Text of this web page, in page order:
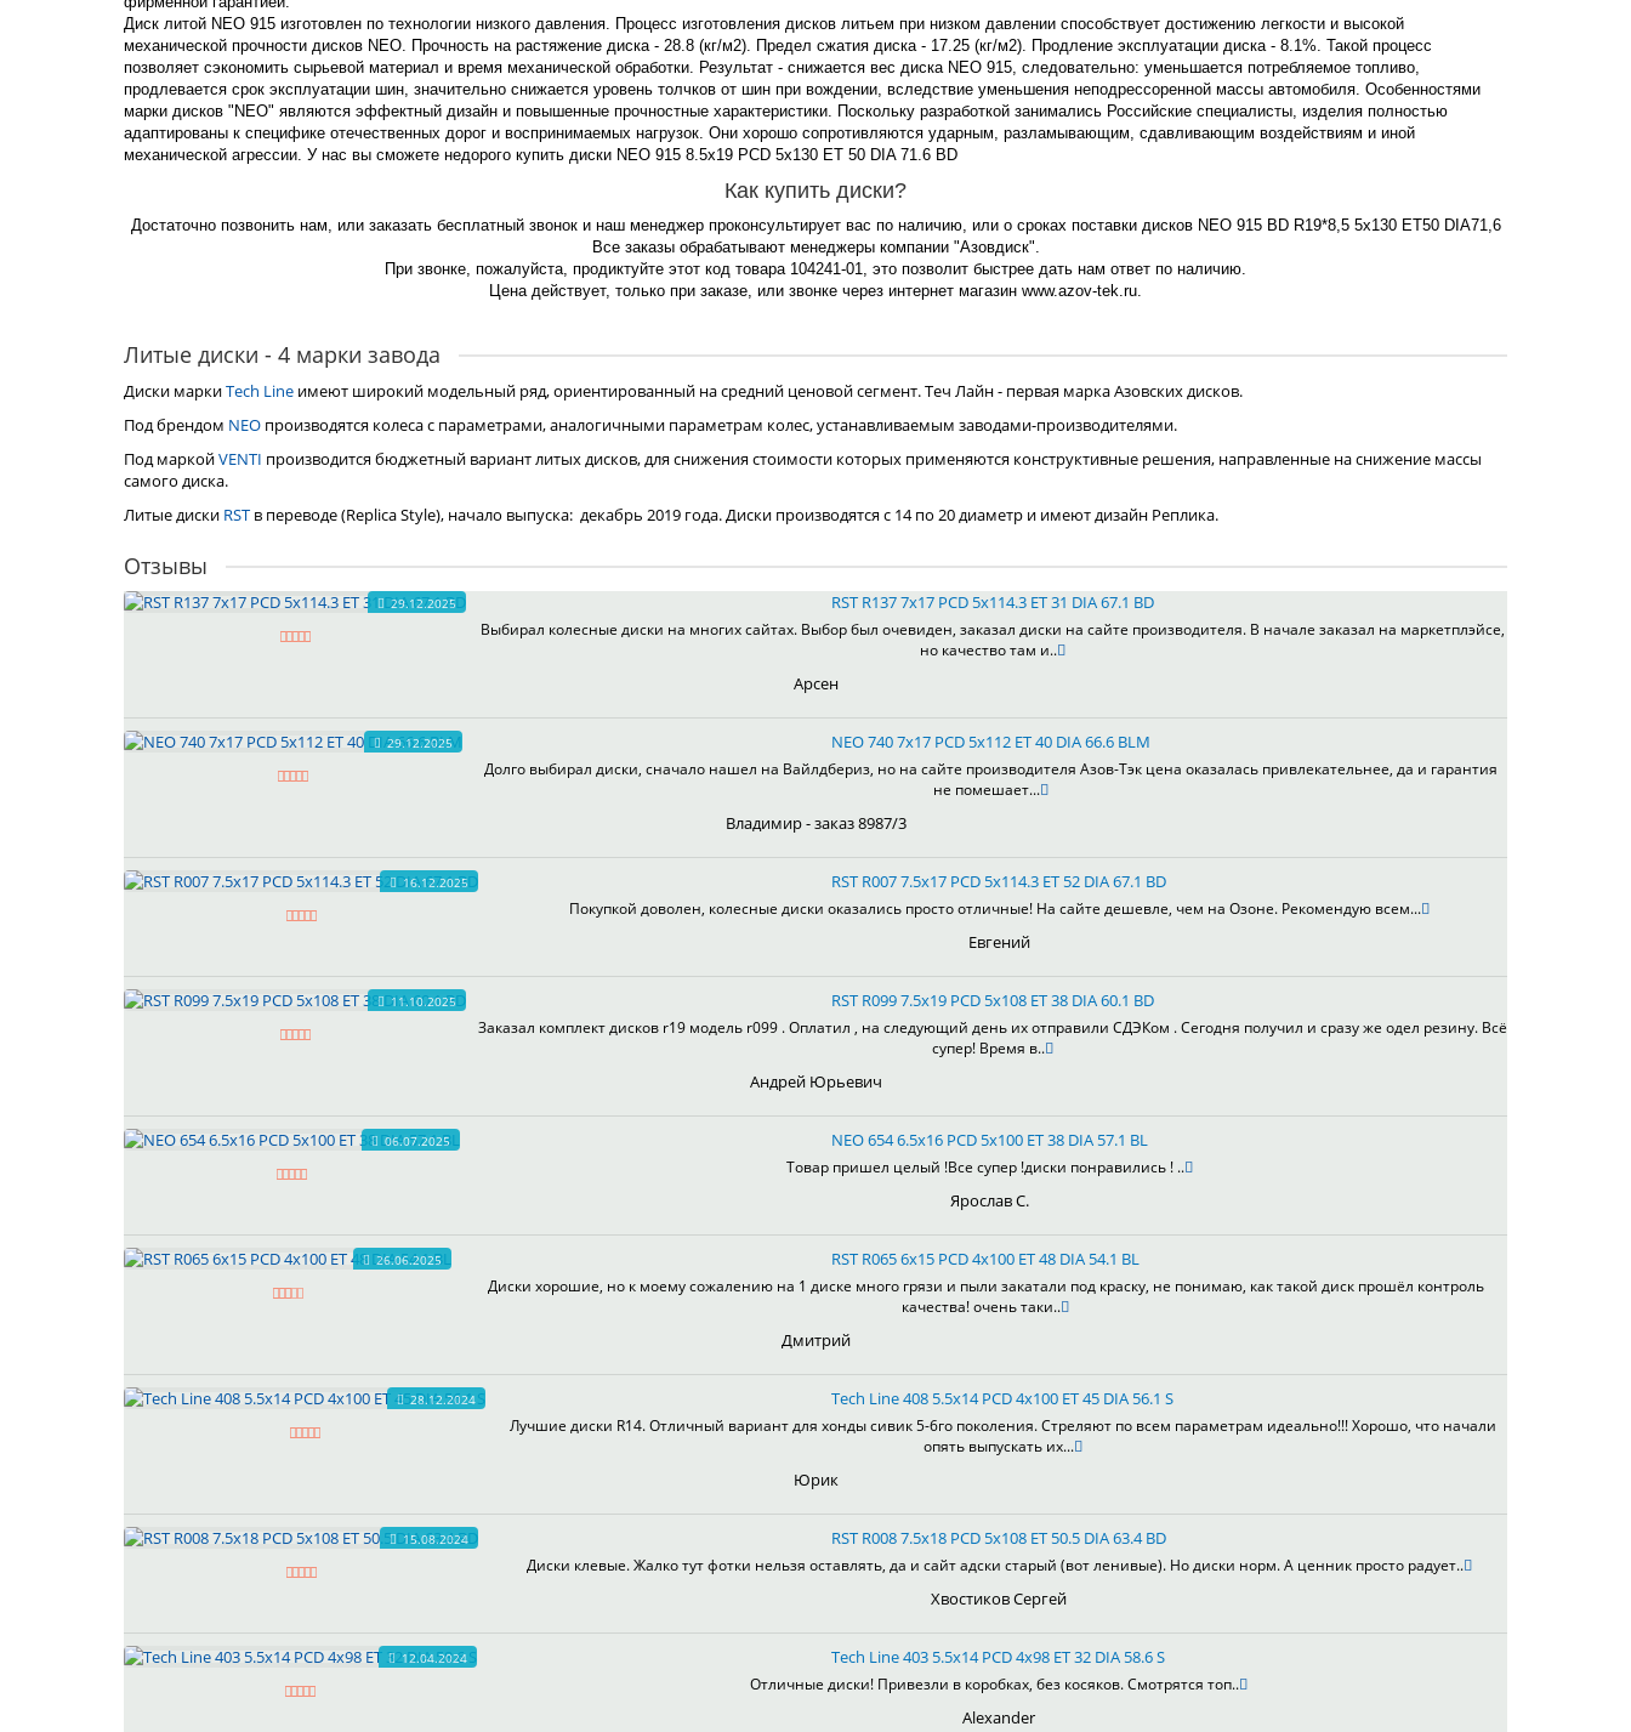
Диск литой NEO 915 изготовлен по технологии низкого давления. Процесс изготовления дисков литьем при низком давлении способствует достижению легкости и высокой
механической прочности дисков NEO. Прочность на растяжение диска - 28.8 (кг/м2). Предел сжатия диска - 17.25 (кг/м2). Продление эксплуатации диска - 8.1%. Такой процесс
позволяет сэкономить сырьевой материал и время механической обработки. Результат - снижается вес диска NEO 915, следовательно: уменьшается потребляемое топливо,
продлевается срок эксплуатации шин, значительно снижается уровень толчков от шин при вождении, вследствие уменьшения неподрессоренной массы автомобиля. Особенностями
марки дисков "NEO" являются эффектный дизайн и повышенные прочностные характеристики. Поскольку разработкой занимались Российские специалисты, изделия полностью
адаптированы к специфике отечественных дорог и воспринимаемых нагрузок. Они хорошо сопротивляются ударным, разламывающим, сдавливающим воздействиям и иной
механической агрессии. У нас вы сможете недорого купить диски NEO 915 8.5x19 PCD 5x130 ET 50 DIA 71.6 BD
Как купить диски?
Достаточно позвонить нам, или заказать бесплатный звонок и наш менеджер проконсультирует вас по наличию, или о сроках поставки дисков NEO 915 BD R19*8,5 5x130 ET50 DIA71,6
Все заказы обрабатывают менеджеры компании "Азовдиск".
При звонке, пожалуйста, продиктуйте этот код товара 104241-01, это позволит быстрее дать нам ответ по наличию.
Цена действует, только при заказе, или звонке через интернет магазин www.azov-tek.ru.
Литые диски - 4 марки завода
Диски маркиTech Line имеют широкий модельный ряд, ориентированный на средний ценовой сегмент. Теч Лайн - первая марка Азовских дисков.
Под брендом NEO производятся колеса с параметрами, аналогичными параметрам колес, устанавливаемым заводами-производителями.
Под маркойVENTI производится бюджетный вариант литых дисков, для снижения стоимости которых применяются конструктивные решения, направленные на снижение массы
самого диска.
Литые диски RST в переводе (Replica Style), начало выпуска: декабрь 2019 года. Диски производятся с 14 по 20 диаметр и имеют дизайн Реплика.
Отзывы
29.12.2025 RST R137 7x17 PCD 5x114.3 ET 31 DIA 67.1 BD
Выбирал колесные диски на многих сайтах. Выбор был очевиден, заказал диски на сайте производителя. В начале заказал на маркетплэйсе,
но качество там и..
Арсен
29.12.2025 NEO 740 7x17 PCD 5x112 ET 40 DIA 66.6 BLM
Долго выбирал диски, сначало нашел на Вайлдбериз, но на сайте производителя Азов-Тэк цена оказалась привлекательнее, да и гарантия
не помешает...
Владимир - заказ 8987/3
16.12.2025 RST R007 7.5x17 PCD 5x114.3 ET 52 DIA 67.1 BD
Покупкой доволен, колесные диски оказались просто отличные! На сайте дешевле, чем на Озоне. Рекомендую всем...
Евгений
11.10.2025 RST R099 7.5x19 PCD 5x108 ET 38 DIA 60.1 BD
Заказал комплект дисков r19 модель r099 . Оплатил , на следующий день их отправили СДЭКом . Сегодня получил и сразу же одел резину. Всё
супер! Время в..
Андрей Юрьевич
06.07.2025 NEO 654 6.5x16 PCD 5x100 ET 38 DIA 57.1 BL
Товар пришел целый !Все супер !диски понравились ! ..
Ярослав С.
26.06.2025 RST R065 6x15 PCD 4x100 ET 48 DIA 54.1 BL
Диски хорошие, но к моему сожалению на 1 диске много грязи и пыли закатали под краску, не понимаю, как такой диск прошёл контроль
качества! очень таки..
Дмитрий
28.12.2024 Tech Line 408 5.5x14 PCD 4x100 ET 45 DIA 56.1 S
Лучшие диски R14. Отличный вариант для хонды сивик 5-6го поколения. Стреляют по всем параметрам идеально!!! Хорошо, что начали
опять выпускать их...
Юрик
15.08.2024 RST R008 7.5x18 PCD 5x108 ET 50.5 DIA 63.4 BD
Диски клевые. Жалко тут фотки нельзя оставлять, да и сайт адски старый (вот ленивые). Но диски норм. А ценник просто радует..
Хвостиков Сергей
12.04.2024 Tech Line 403 5.5x14 PCD 4x98 ET 32 DIA 58.6 S
Отличные диски! Привезли в коробках, без косяков. Смотрятся топ..
Alexander